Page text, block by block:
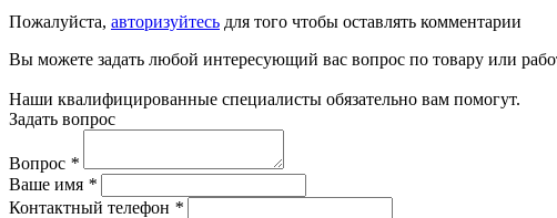
Пожалуйста, авторизуйтесь для того чтобы оставлять комментарии
Вы можете задать любой интересующий вас вопрос по товару или
Наши квалифицированные специалисты обязательно вам помогут.
Задать вопрос
Вопрос *
Ваше имя *
Контактный телефон *